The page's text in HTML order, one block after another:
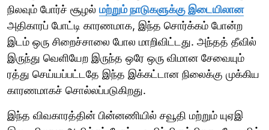
நிலவும் போர்ச் சூழல் மற்றும் நாடுகளுக்கு இடையிலான
அதிகாரப் போட்டி காரணமாக, இந்த சொர்க்கம் போன்ற
இடம் ஒரு சிறைச்சாலை போல மாறிவிட்டது. அந்தத் தீவில்
இருந்து வெளியேற இருந்த ஒரே ஒரு விமான சேவையும்
ரத்து செய்யப்பட்டதே இந்த இக்கட்டான நிலைக்கு முக்கிய
காரணமாகச் சொல்லப்படுகிறது.
இந்த விவகாரத்தின் பின்னணியில் சவூதி மற்றும் யுஏஇ